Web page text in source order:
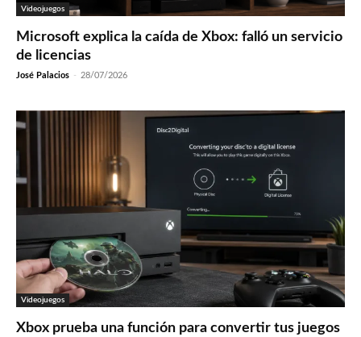
Videojuegos
Microsoft explica la caída de Xbox: falló un servicio
de licencias
José Palacios - 28/07/2026
Videojuegos
Xbox prueba una función para convertir tus juegos